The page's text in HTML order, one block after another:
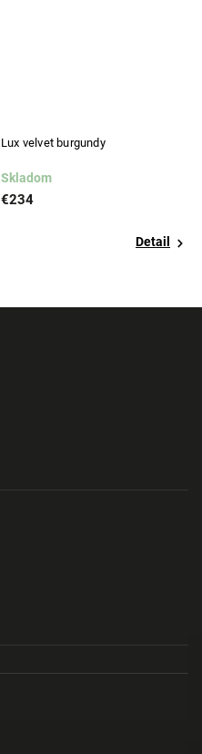
Lux velvet burgundy
Skladom
€234
Detail